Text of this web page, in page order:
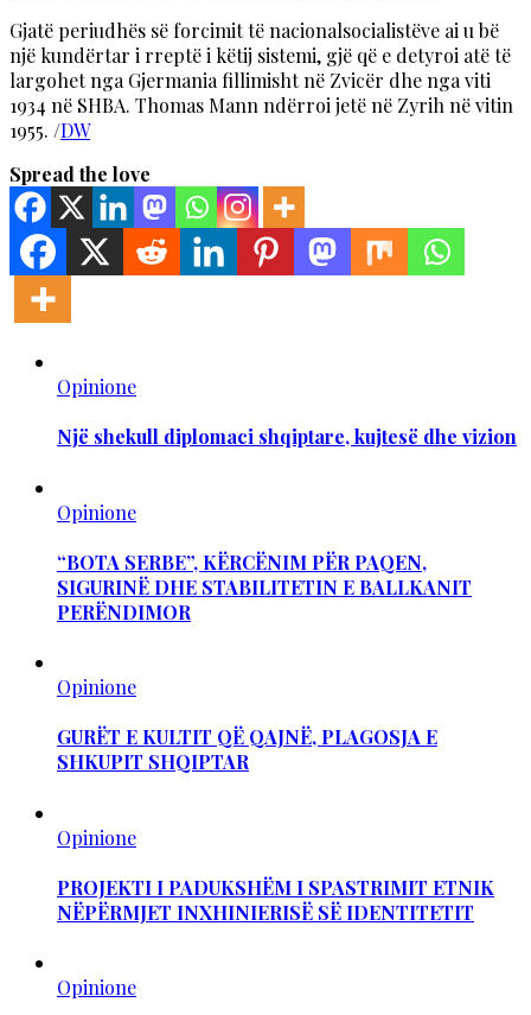
Gjatë periudhës së forcimit të nacionalsocialistëve ai u bë
një kundërtar i rreptë i këtij sistemi, gjë që e detyroi atë të
largohet nga Gjermania fillimisht në Zvicër dhe nga viti
1934 në SHBA. Thomas Mann ndërroi jetë në Zyrih në vitin
1955. /DW
Spread the love
Opinione
Një shekull diplomaci shqiptare, kujtesë dhe vizion
Opinione
“BOTA SERBE”, KËRCËNIM PËR PAQEN,
SIGURINË DHE STABILITETIN E BALLKANIT
PERËNDIMOR
Opinione
GURËT E KULTIT QË QAJNË, PLAGOSJA E
SHKUPIT SHQIPTAR
Opinione
PROJEKTI I PADUKSHËM I SPASTRIMIT ETNIK
NËPËRMJET INXHINIERISË SË IDENTITETIT
Opinione